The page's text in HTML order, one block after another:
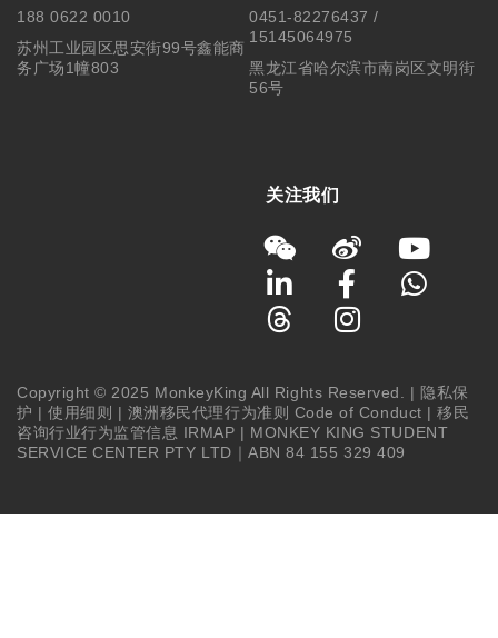
188 0622 0010
苏州工业园区思安街99号鑫能商
务广场1幢803
0451-82276437 /
15145064975
黑龙江省哈尔滨市南岗区文明街
56号
关注我们
Copyright © 2025 MonkeyKing All Rights Reserved. | 隐私保
护 |使用细则 | 澳洲移民代理行为准则 Code of Conduct |移民
咨询行业行为监管信息 IRMAP | MONKEY KING STUDENT
SERVICE CENTER PTY LTD｜ABN 84 155 329 409